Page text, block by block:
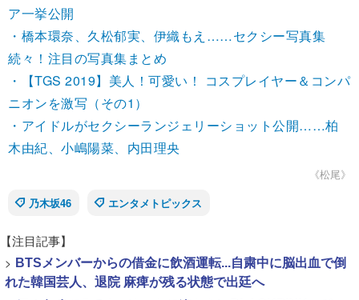
ア一挙公開
・橋本環奈、久松郁実、伊織もえ……セクシー写真集
続々！注目の写真集まとめ
・【TGS 2019】美人！可愛い！ コスプレイヤー＆コンパ
ニオンを激写（その1）
・アイドルがセクシーランジェリーショット公開……柏
木由紀、小嶋陽菜、内田理央
《松尾》
乃木坂46
エンタメトピックス
【注目記事】
> BTSメンバーからの借金に飲酒運転...自粛中に脳出血で倒
れた韓国芸人、退院 麻痺が残る状態で出廷へ